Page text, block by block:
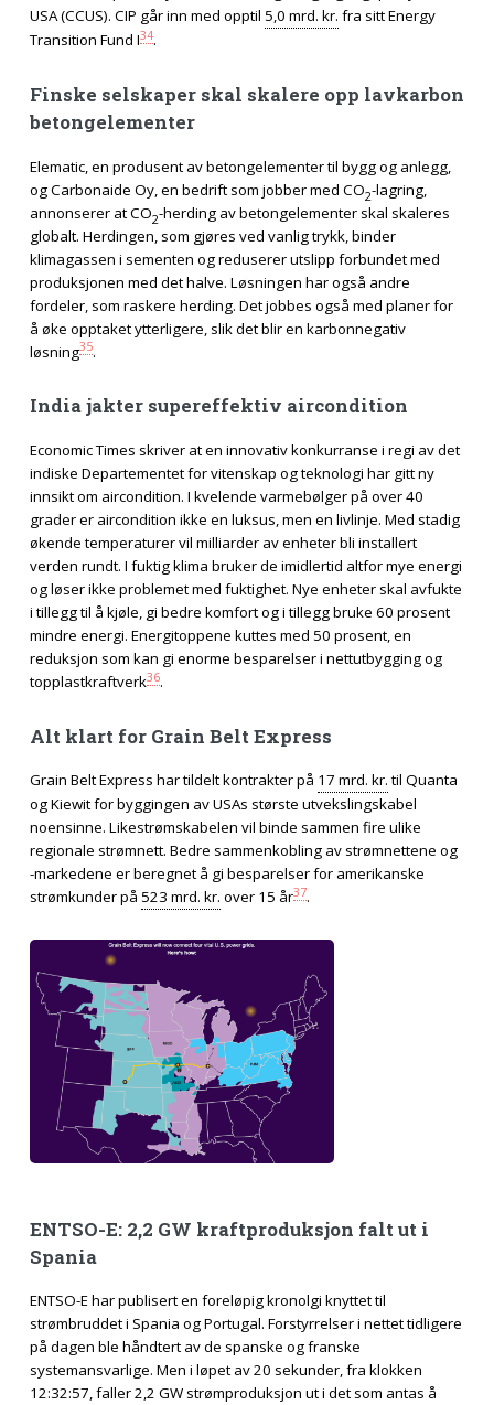
USA (CCUS). CIP går inn med opptil 5,0 mrd. kr. fra sitt Energy
Transition Fund I34.
Finske selskaper skal skalere opp lavkarbon
betongelementer
Elematic, en produsent av betongelementer til bygg og anlegg,
og Carbonaide Oy, en bedrift som jobber med CO2-lagring,
annonserer at CO2-herding av betongelementer skal skaleres
globalt. Herdingen, som gjøres ved vanlig trykk, binder
klimagassen i sementen og reduserer utslipp forbundet med
produksjonen med det halve. Løsningen har også andre
fordeler, som raskere herding. Det jobbes også med planer for
å øke opptaket ytterligere, slik det blir en karbonnegativ
løsning35.
India jakter supereffektiv aircondition
Economic Times skriver at en innovativ konkurranse i regi av det
indiske Departementet for vitenskap og teknologi har gitt ny
innsikt om aircondition. I kvelende varmebølger på over 40
grader er aircondition ikke en luksus, men en livlinje. Med stadig
økende temperaturer vil milliarder av enheter bli installert
verden rundt. I fuktig klima bruker de imidlertid altfor mye energi
og løser ikke problemet med fuktighet. Nye enheter skal avfukte
i tillegg til å kjøle, gi bedre komfort og i tillegg bruke 60 prosent
mindre energi. Energitoppene kuttes med 50 prosent, en
reduksjon som kan gi enorme besparelser i nettutbygging og
topplastkraftverk36.
Alt klart for Grain Belt Express
Grain Belt Express har tildelt kontrakter på 17 mrd. kr.til Quanta
og Kiewit for byggingen av USAs største utvekslingskabel
noensinne. Likestrømskabelen vil binde sammen fire ulike
regionale strømnett. Bedre sammenkobling av strømnettene og
-markedene er beregnet å gi besparelser for amerikanske
strømkunder på 523 mrd. kr. over 15 år37.
ENTSO-E: 2,2 GW kraftproduksjon falt ut i
Spania
ENTSO-E har publisert en foreløpig kronolgi knyttet til
strømbruddet i Spania og Portugal. Forstyrrelser i nettet tidligere
på dagen ble håndtert av de spanske og franske
systemansvarlige. Men i løpet av 20 sekunder, fra klokken
12:32:57, faller 2,2 GW strømproduksjon ut i det som antas å